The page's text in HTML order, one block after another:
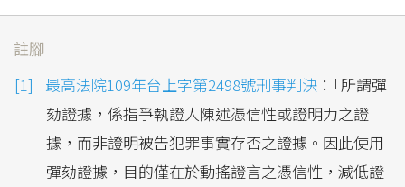
註腳
最高法院109年台上字第2498號刑事判決 ：｢所謂彈
劾證據，係指爭執證人陳述憑信性或證明力之證
據，而非證明被告犯罪事實存否之證據。因此使用
彈劾證據，目的僅在於動搖證言之憑信性，減低證